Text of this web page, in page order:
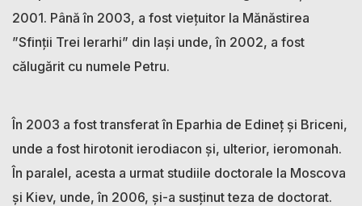
2001. Până în 2003, a fost viețuitor la Mănăstirea
”Sfinţii Trei Ierarhi” din Iaşi unde, în 2002, a fost
călugărit cu numele Petru.
În 2003 a fost transferat în Eparhia de Edineţ şi Briceni,
unde a fost hirotonit ierodiacon şi, ulterior, ieromonah.
În paralel, acesta a urmat studiile doctorale la Moscova
și Kiev, unde, în 2006, și-a susținut teza de doctorat.